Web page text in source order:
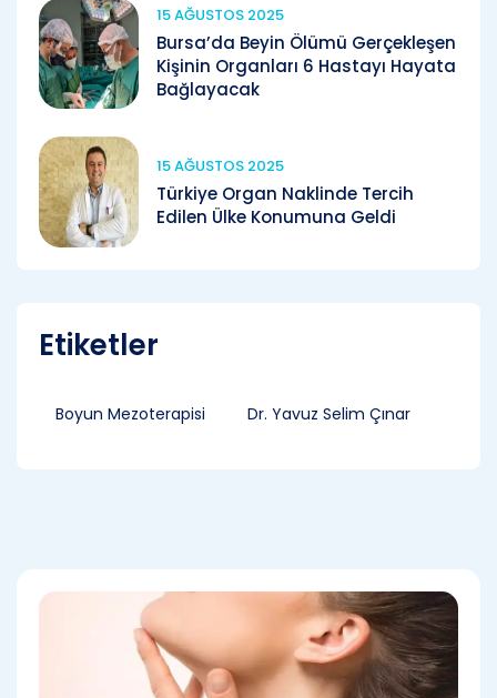
15 AĞUSTOS 2025
Bursa’da Beyin Ölümü Gerçekleşen
Kişinin Organları 6 Hastayı Hayata
Bağlayacak
15 AĞUSTOS 2025
Türkiye Organ Naklinde Tercih
Edilen Ülke Konumuna Geldi
Etiketler
Boyun Mezoterapisi Dr. Yavuz Selim Çınar